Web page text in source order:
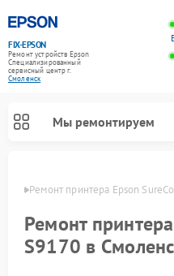
FIX-EPSON
Ремонт устройств Epson
Специализированный
cервисный центр г.
Смоленск
Мы ремонтируем
Ремонт принтера Epson
Ремонт
S9170 в